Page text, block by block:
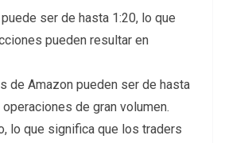
ser de hasta 1:20, lo que
pueden resultar en
de Amazon pueden ser de hasta
de gran volumen.
lo que significa que los traders